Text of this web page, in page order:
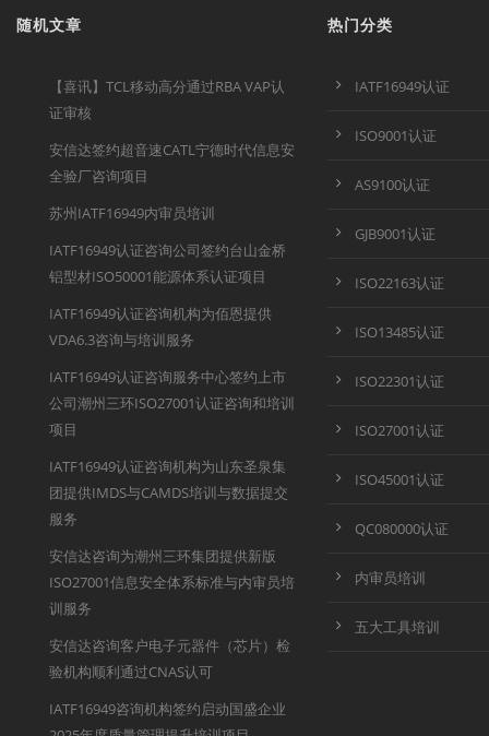
随机文章
【喜讯】TCL移动高分通过RBA VAP认
证审核
安信达签约超音速CATL宁德时代信息安
全验厂咨询项目
苏州IATF16949内审员培训
IATF16949认证咨询公司签约台山金桥
铝型材ISO50001能源体系认证项目
IATF16949认证咨询机构为佰恩提供
VDA6.3咨询与培训服务
IATF16949认证咨询服务中心签约上市
公司潮州三环ISO27001认证咨询和培训
项目
IATF16949认证咨询机构为山东圣泉集
团提供IMDS与CAMDS培训与数据提交
服务
安信达咨询为潮州三环集团提供新版
ISO27001信息安全体系标准与内审员培
训服务
安信达咨询客户电子元器件（芯片）检
验机构顺利通过CNAS认可
IATF16949咨询机构签约启动国盛企业
热门分类
IATF16949认证
ISO9001认证
AS9100认证
GJB9001认证
ISO22163认证
ISO13485认证
ISO22301认证
ISO27001认证
ISO45001认证
QC080000认证
内审员培训
五大工具培训